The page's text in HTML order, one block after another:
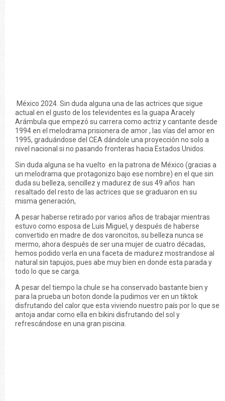
México 2024. Sin duda alguna una de las actrices que sigue
actual en el gusto de los televidentes es la guapa Aracely
Arámbula que empezó su carrera como actriz y cantante desde
1994 en el melodrama prisionera de amor , las vías del amor en
1995, graduándose del CEA dándole una proyección no solo a
nivel nacional si no pasando fronteras hacia Estados Unidos.
Sin duda alguna se ha vuelto en la patrona de México (gracias a
un melodrama que protagonizo bajo ese nombre) en el que sin
duda su belleza, sencillez y madurez de sus 49 años han
resaltado del resto de las actrices que se graduaron en su
misma generación,
A pesar haberse retirado por varios años de trabajar mientras
estuvo como esposa de Luis Miguel, y después de haberse
convertido en madre de dos varoncitos, su belleza nunca se
mermo, ahora después de ser una mujer de cuatro décadas,
hemos podido verla en una faceta de madurez mostrandose al
natural sin tapujos, pues abe muy bien en donde esta parada y
todo lo que se carga.
A pesar del tiempo la chule se ha conservado bastante bien y
para la prueba un boton donde la pudimos ver en un tiktok
disfrutando del calor que esta viviendo nuestro país por lo que se
antoja andar como ella en bikini disfrutando del sol y
refrescándose en una gran piscina.